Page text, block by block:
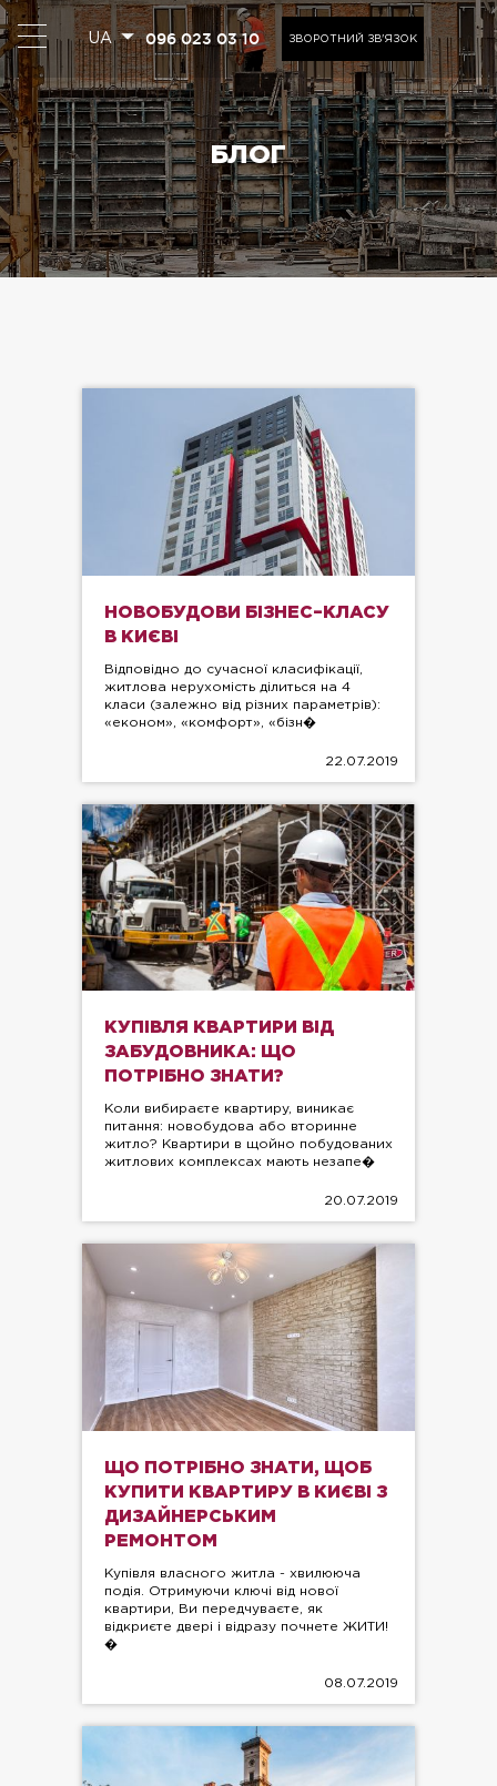
UA 096 023 03 10 ЗВОРОТНИЙ ЗВ'ЯЗОК
БЛОГ
НОВОБУДОВИ БІЗНЕС–КЛАСУ
В КИЄВІ
Відповідно до сучасної класифікації,
житлова нерухомість ділиться на 4
класи (залежно від різних параметрів):
«економ», «комфорт», «бізн�
22.07.2019
КУПІВЛЯ КВАРТИРИ ВІД
ЗАБУДОВНИКА: ЩО
ПОТРІБНО ЗНАТИ?
Коли вибираєте квартиру, виникає
питання: новобудова або вторинне
житло? Квартири в щойно побудованих
житлових комплексах мають незапе�
20.07.2019
ЩО ПОТРІБНО ЗНАТИ, ЩОБ
КУПИТИ КВАРТИРУ В КИЄВІ З
ДИЗАЙНЕРСЬКИМ
РЕМОНТОМ
Купівля власного житла - хвилююча
подія. Отримуючи ключі від нової
квартири, Ви передчуваєте, як
відкриєте двері і відразу почнете ЖИТИ!
�
08.07.2019